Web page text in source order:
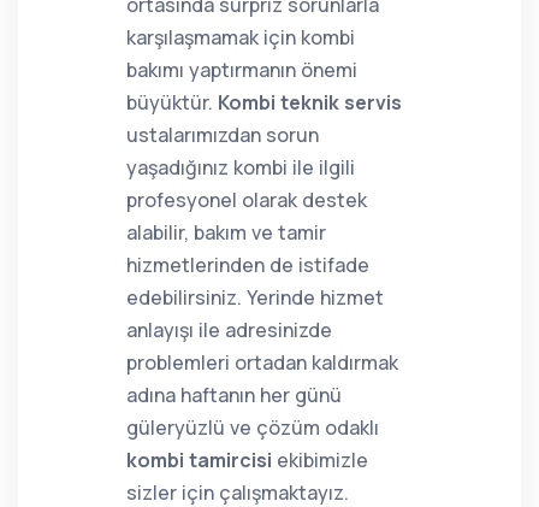
karşılaşmamak için kombi
bakımı yaptırmanın önemi
büyüktür. Kombi teknik servis
ustalarımızdan sorun
yaşadığınız kombi ile ilgili
profesyonel olarak destek
alabilir, bakım ve tamir
hizmetlerinden de istifade
edebilirsiniz. Yerinde hizmet
anlayışı ile adresinizde
problemleri ortadan kaldırmak
adına haftanın her günü
güleryüzlü ve çözüm odaklı
kombi tamircisi ekibimizle
sizler için çalışmaktayız.